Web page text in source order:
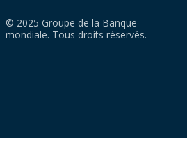
© 2025 Groupe de la Banque
mondiale. Tous droits réservés.